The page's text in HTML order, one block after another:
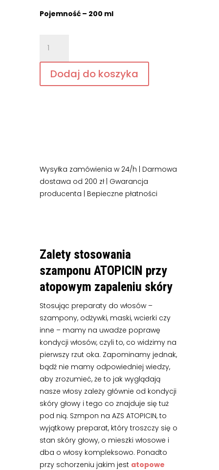
Pojemność – 200 ml
Atopicin
-
szampon
na
Dodaj do koszyka
Wysyłka zamówienia w 24/h | Darmowa
dostawa od 200 zł | Gwarancja
producenta | Bepieczne płatności
Zalety stosowania
szamponu ATOPICIN przy
atopowym zapaleniu skóry
Stosując preparaty do włosów –
szampony, odżywki, maski, wcierki czy
inne – mamy na uwadze poprawę
kondycji włosów, czyli to, co widzimy na
pierwszy rzut oka. Zapominamy jednak,
bądź nie mamy odpowiedniej wiedzy,
aby zrozumieć, że to jak wyglądają
nasze włosy zależy głównie od kondycji
skóry głowy i tego co znajduje się tuż
pod nią. Szmpon na AZS ATOPICIN, to
wyjątkowy preparat, który troszczy się o
stan skóry głowy, o mieszki włosowe i
dba o włosy kompleksowo. Ponadto
przy schorzeniu jakim jest atopowe